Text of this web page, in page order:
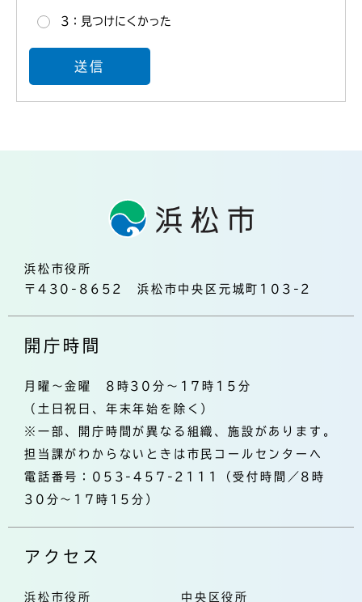
3：見つけにくかった
浜松市役所
〒430-8652 浜松市中央区元城町103-2
開庁時間
月曜～金曜 8時30分～17時15分
（土日祝日、年末年始を除く）
※一部、開庁時間が異なる組織、施設があります。
担当課がわからないときは市民コールセンターへ
電話番号：053-457-2111（受付時間／8時
30分～17時15分）
アクセス
浜松市役所
中央区役所